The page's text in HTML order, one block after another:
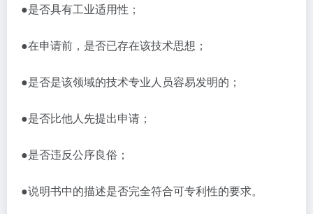
●是否具有工业适用性；
●在申请前，是否已存在该技术思想；
●是否是该领域的技术专业人员容易发明的；
●是否比他人先提出申请；
●是否违反公序良俗；
●说明书中的描述是否完全符合可专利性的要求。